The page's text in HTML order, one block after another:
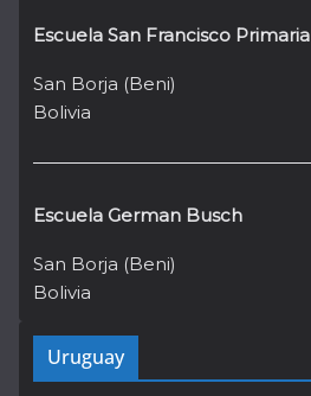
Escuela San Francisco Primaria
San Borja (Beni)
Bolivia
Escuela German Busch
San Borja (Beni)
Bolivia
Uruguay